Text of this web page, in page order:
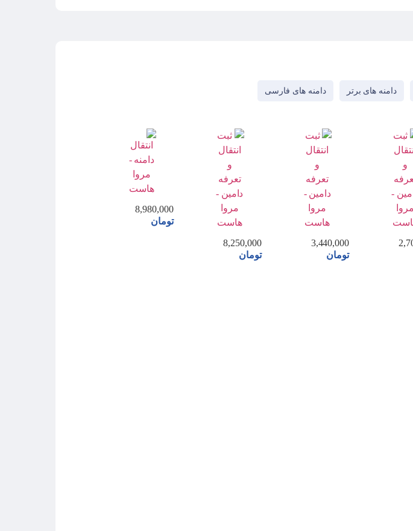
دامنه های برتر دامنه های فارسی
3,440,000
تومان
8,250,000
تومان
8,980,000
تومان